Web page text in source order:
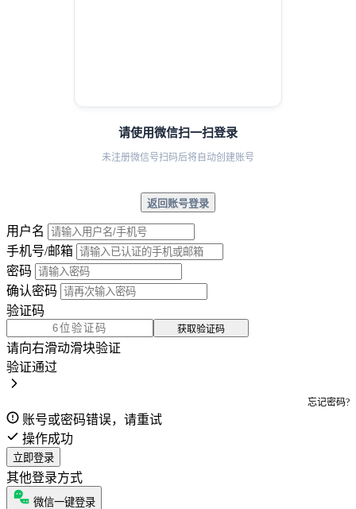
请使用微信扫一扫登录
未注册微信号扫码后将自动创建账号
返回账号登录
用户名
手机号/邮箱
密码
确认密码
验证码
获取验证码
请向右滑动滑块验证
验证通过
忘记密码?
账号或密码错误，请重试
操作成功
立即登录
其他登录方式
微信一键登录